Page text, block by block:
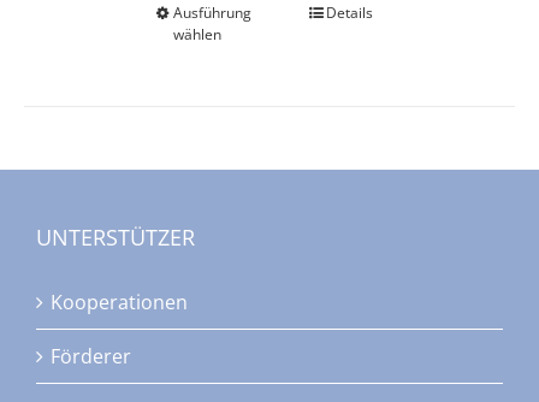
Ausführung
wählen
Dieses
Produktseite
werden
Details
UNTERSTÜTZER
Kooperationen
Förderer